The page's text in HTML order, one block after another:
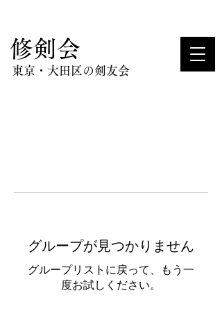
​修剣会
東京・大田区の剣友会
グループが見つかりません
グループリストに戻って、もう一
度お試しください。